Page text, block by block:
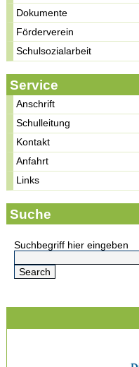
Dokumente
Förderverein
Schulsozialarbeit
Service
Anschrift
Schulleitung
Kontakt
Anfahrt
Links
Suche
Suchbegriff hier eingeben